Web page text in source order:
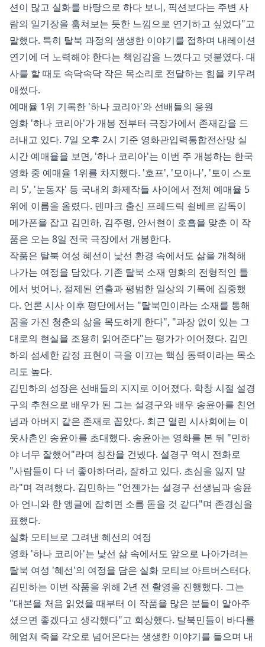
션이 많고 실화를 바탕으로 하다 보니, 픽션보다는 주변 사
람의 일기장을 훔쳐보는 듯한 느낌으로 연기하고 싶었다"고
말했다. 특히 탈북 과정의 생생한 이야기를 접하며 내레이션
연기에 더 노력해야 한다는 책임감을 느꼈다고 덧붙였다. 대
사를 할 때도 속닥속닥 작은 목소리로 전달하는 힘을 키우려
애썼다.
예매율 1위 기록한 '하나 코리아'와 선배들의 응원
영화 '하나 코리아'가 개봉 전부터 극장가에서 존재감을 드
러내고 있다. 7일 오후 2시 기준 영화관입력통합전산망 실
시간 예매율을 보면, '하나 코리아'는 이번 주 개봉하는 한국
영화 중 예매율 1위를 차지했다. '호프', '모아나', '토이 스토
리 5', '눈동자' 등 국내외 화제작들 사이에서 전체 예매율 5
위에 이름을 올렸다. 덴마크 출신 프레드릭 쇨베르 감독이
메가폰을 잡고 김민하, 김주령, 안서현이 호흡을 맞춘 이 작
품은 오는 8일 전국 극장에서 개봉한다.
작품은 탈북 여성 혜선이 낯선 환경 속에서도 삶을 개척해
나가는 여정을 담았다. 기존 탈북 소재 영화의 전형적인 틀
에서 벗어나, 절제된 연출과 평범한 일상의 기록에 집중했
다. 언론 시사 이후 평단에서는 "탈북민이라는 소재를 통해
꿈을 가진 청춘의 삶을 목도하게 한다", "과장 없이 있는 그
대로의 현실을 조용히 읽어준다"는 평가가 이어졌다. 김민
하의 섬세한 감정 표현이 극을 이끄는 핵심 동력이라는 목소
리도 높다.
김민하의 성장은 선배들의 지지로 이어졌다. 학창 시절 설경
구의 추천으로 배우가 된 그는 설경구와 배우 송윤아를 친언
념과 아버지 같은 존재로 꼽았다. 최근 열린 시사회에는 이
웃사촌인 송윤아를 초대했다. 송윤아는 영화를 본 뒤 "민하
야 너무 잘했어"라며 칭찬을 건넸다. 설경구 역시 전화로
"사람들이 다 너 좋아하더라, 잘하고 있다. 초심을 잃지 말
라"며 격려했다. 김민하는 "언젠가는 설경구 선생님과 송윤
아 언니와 한 앵글에 잡히면 소름 돋을 것 같다"며 존경심을
표했다.
실화 모티브로 그려낸 혜선의 여정
영화 '하나 코리아'는 낯선 삶 속에서도 앞으로 나아가려는
탈북 여성 '혜선'의 여정을 담은 실화 모티브 아트버스터다.
김민하는 이번 작품을 위해 2년 전 촬영을 진행했다. 그는
"대본을 처음 읽었을 때부터 이 작품을 많은 분들이 알아주
셨으면 좋겠다고 생각했다"고 회상했다. 탈북민들이 바다를
헤엄쳐 죽을 각오로 넘어온다는 생생한 이야기를 들으며 내